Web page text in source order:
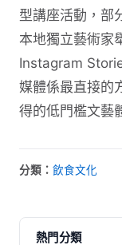
型講座活動，部
本地獨立藝術家
Instagram
媒體係最直接的
得的低門檻文藝
分類： 飲食文化
熱門分類